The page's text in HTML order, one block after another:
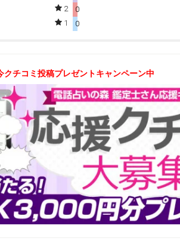
2
0
1
0
クチコミ投稿プレゼントキャンペーン中